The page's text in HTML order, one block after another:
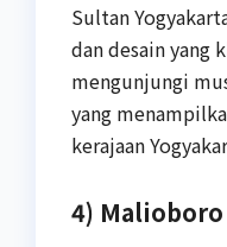
Sultan
dan desain yang
mengunjungi
yang
kerajaan
4) Malioboro